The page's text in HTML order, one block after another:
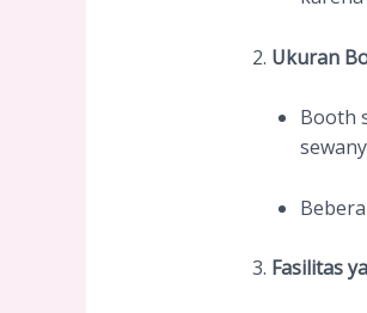
Ukuran
Booth
Fasilitas